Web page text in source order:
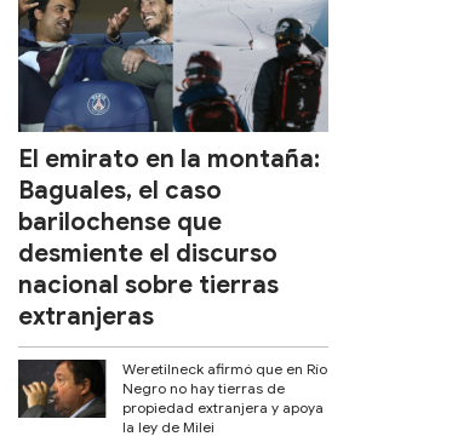
El emirato en la montaña:
Baguales, el caso
barilochense que
desmiente el discurso
nacional sobre tierras
extranjeras
Weretilneck afirmó que en Río
Negro no hay tierras de
propiedad extranjera y apoya
la ley de Milei